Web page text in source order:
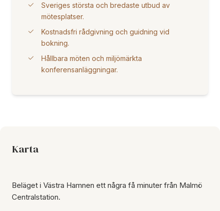
Sveriges största och bredaste utbud av
mötesplatser.
Kostnadsfri rådgivning och guidning vid
bokning.
Hållbara möten och miljömärkta
konferensanläggningar.
Beläget i Västra Hamnen ett några få minuter från Malmö
Centralstation.
Karta